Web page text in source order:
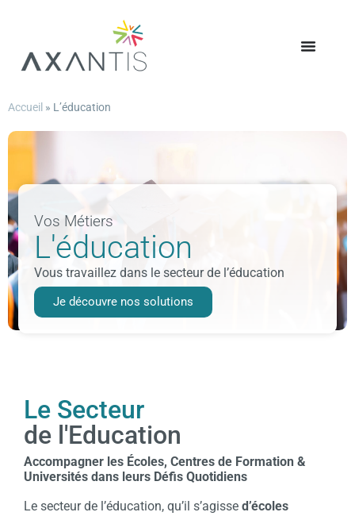
Accueil » L’éducation
Vos Métiers
L'éducation
Vous travaillez dans le secteur de l’éducation
Je découvre nos solutions
Le Secteur
de l'Education
Accompagner les Écoles, Centres de Formation &
Universités dans leurs Défis Quotidiens
Le secteur de l’éducation, qu’il s’agisse d’écoles